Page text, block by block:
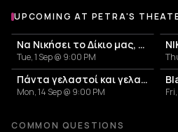
More events at Petra's Theater
UPCOMING AT PETRA'S
Να Νικήσει το Δίκιο μας, για να Αλλάξει ο Κόσμος - Banda Entopica
Tue, 1 Sep @ 9:00 PM
Πάντα γελαστοί και γελασμένοι - Αφιέρωμα στον Θάνο Μικρούτσικο
Mon, 14 Sep @ 9:00 PM
COMMON QUESTIONS